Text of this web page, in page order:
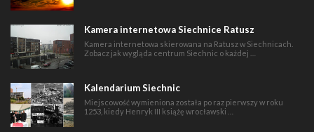
Kamera internetowa Siechnice Ratusz
Kamera internetowa skierowana na Ratusz w Siechnicach.
Zobacz jak wygląda centrum Siechnic o każdej …
Kalendarium Siechnic
Miejscowość wymieniona została po raz pierwszy w roku
1253, kiedy Henryk III książę wrocławski …